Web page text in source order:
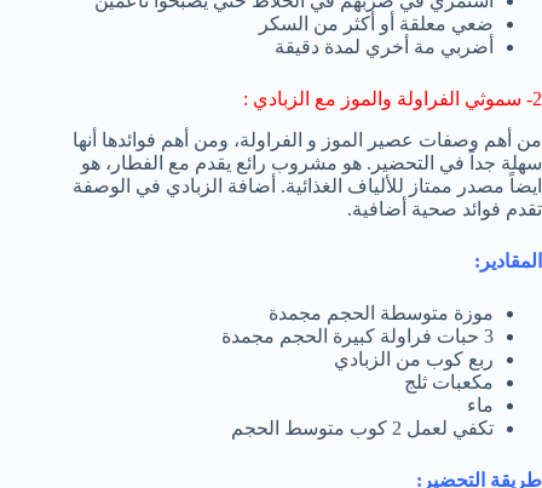
ضعي معلقة أو أكثر من السكر
أضربي مة أخري لمدة دقيقة
2- سموثي الفراولة والموز مع الزبادي :
من أهم وصفات عصير الموز و الفراولة، ومن أهم فوائدها أنها
سهلة جداً في التحضير. هو مشروب رائع يقدم مع الفطار، هو
ايضاً مصدر ممتاز للألياف الغذائية. أضافة الزبادي في الوصفة
تقدم فوائد صحية أضافية.
المقادير:
موزة متوسطة الحجم مجمدة
3 حبات فراولة كبيرة الحجم مجمدة
ربع كوب من الزبادي
مكعبات ثلج
ماء
تكفي لعمل 2 كوب متوسط الحجم
طريقة التحضير: